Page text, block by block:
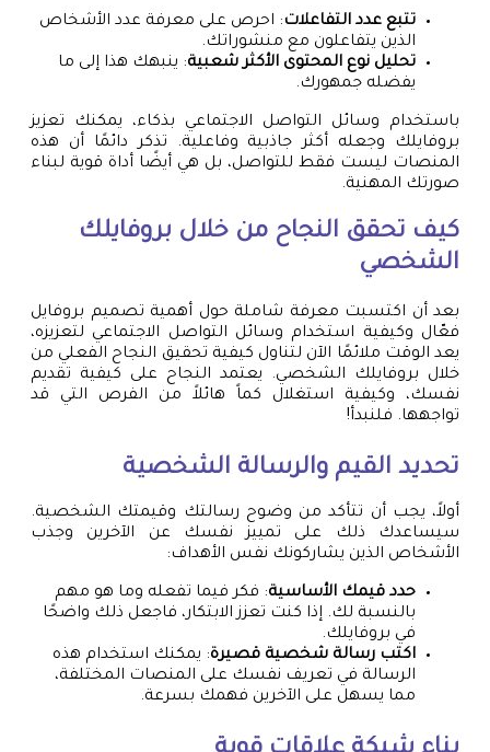
تتبع عدد التفاعلات: احرص على معرفة عدد الأشخاص
الذين يتفاعلون مع منشوراتك.
تحليل نوع المحتوى الأكثر شعبية: ينبهك هذا إلى ما
يفضله جمهورك.
باستخدام وسائل التواصل الاجتماعي بذكاء، يمكنك تعزيز
بروفايلك وجعله أكثر جاذبية وفاعلية. تذكر دائمًا أن هذه
المنصات ليست فقط للتواصل، بل هي أيضًا أداة قوية لبناء
صورتك المهنية.
كيف تحقق النجاح من خلال بروفايلك
الشخصي
بعد أن اكتسبت معرفة شاملة حول أهمية تصميم بروفايل
فعّال وكيفية استخدام وسائل التواصل الاجتماعي لتعزيزه،
يعد الوقت ملائمًا الآن لتناول كيفية تحقيق النجاح الفعلي من
خلال بروفايلك الشخصي. يعتمد النجاح على كيفية تقديم
نفسك، وكيفية استغلال كماً هائلاً من الفرص التي قد
تواجهها. فلنبدأ!
تحديد القيم والرسالة الشخصية
أولاً، يجب أن تتأكد من وضوح رسالتك وقيمتك الشخصية.
سيساعدك ذلك على تمييز نفسك عن الآخرين وجذب
الأشخاص الذين يشاركونك نفس الأهداف:
حدد قيمك الأساسية: فكر فيما تفعله وما هو مهم
بالنسبة لك. إذا كنت تعزز الابتكار، فاجعل ذلك واضحًا
في بروفايلك.
اكتب رسالة شخصية قصيرة: يمكنك استخدام هذه
الرسالة في تعريف نفسك على المنصات المختلفة،
مما يسهل على الآخرين فهمك بسرعة.